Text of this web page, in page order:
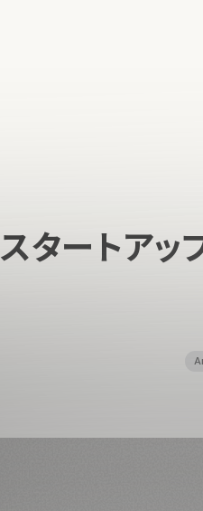
スタートアッ